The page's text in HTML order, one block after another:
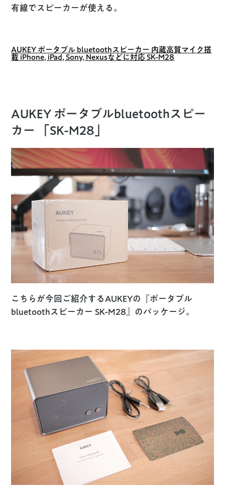
有線でスピーカーが使える。
AUKEY ポータブル bluetoothスピーカー 内蔵高質マイク搭
載 iPhone, iPad, Sony, Nexusなどに対応 SK-M28
AUKEY ポータブルbluetoothスピー
カー 「SK-M28」
こちらが今回ご紹介するAUKEYの『ポータブル
bluetoothスピーカー SK-M28』のパッケージ。